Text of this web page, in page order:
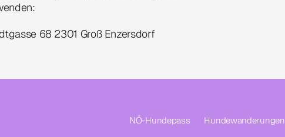
68 2301 Groß Enzersdorf
NÖ-Hundepass Hundewanderungen